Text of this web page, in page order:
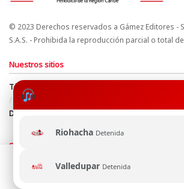
Riohacha Detenida
Valledupar Detenida
© 2023 Derechos reservados a Gámez Editores -
S.A.S. - Prohibida la reproducción parcial o total
Nuestros sitios
Términos y Condiciones
Derechos de Autor
Política de uso de cookies
Política de
Directrices Editoriales
Síguenos
Esta página web usa cookie para mejorar
navegación, al continuar aceptas nuestra